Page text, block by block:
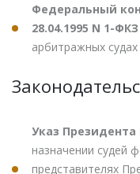
Федеральный
28.04.1995 N 1-
арбитражных
Указ Президента
назначении судей
представителях